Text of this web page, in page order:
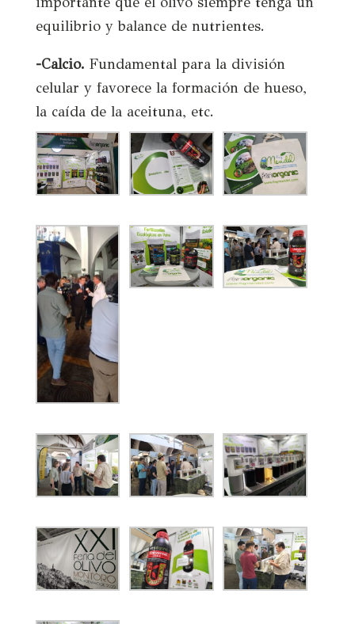
equilibrio y balance de nutrientes.
-Calcio. Fundamental para la división
celular y favorece la formación de hueso,
la caída de la aceituna, etc.